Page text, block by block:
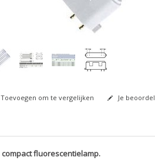
Toevoegen om te vergelijken Je
compact fluorescentielamp.